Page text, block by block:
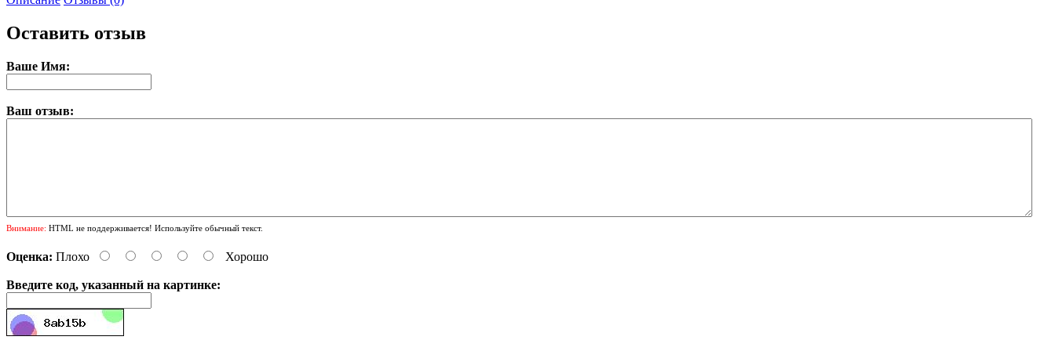
Оставить отзыв
Ваше Имя:
Ваш отзыв:
Внимание: HTML не поддерживается! Используйте обычный текст.
Оценка: Плохо Хорошо
Введите код, указанный на картинке: